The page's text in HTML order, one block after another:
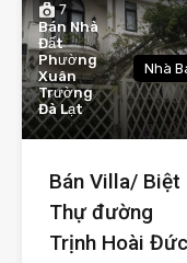
7
Bán Nhà
Đất
Phường
Xuân
Trường
Đà Lạt
Nhà
Bán Villa/ Biệt
Thự đường
Trịnh Hoài Đức